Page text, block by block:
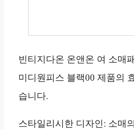
빈티지다온 온앤온 여 소매
미디원피스 블랙00 제품의
습니다.
스타일리시한 디자인: 소매